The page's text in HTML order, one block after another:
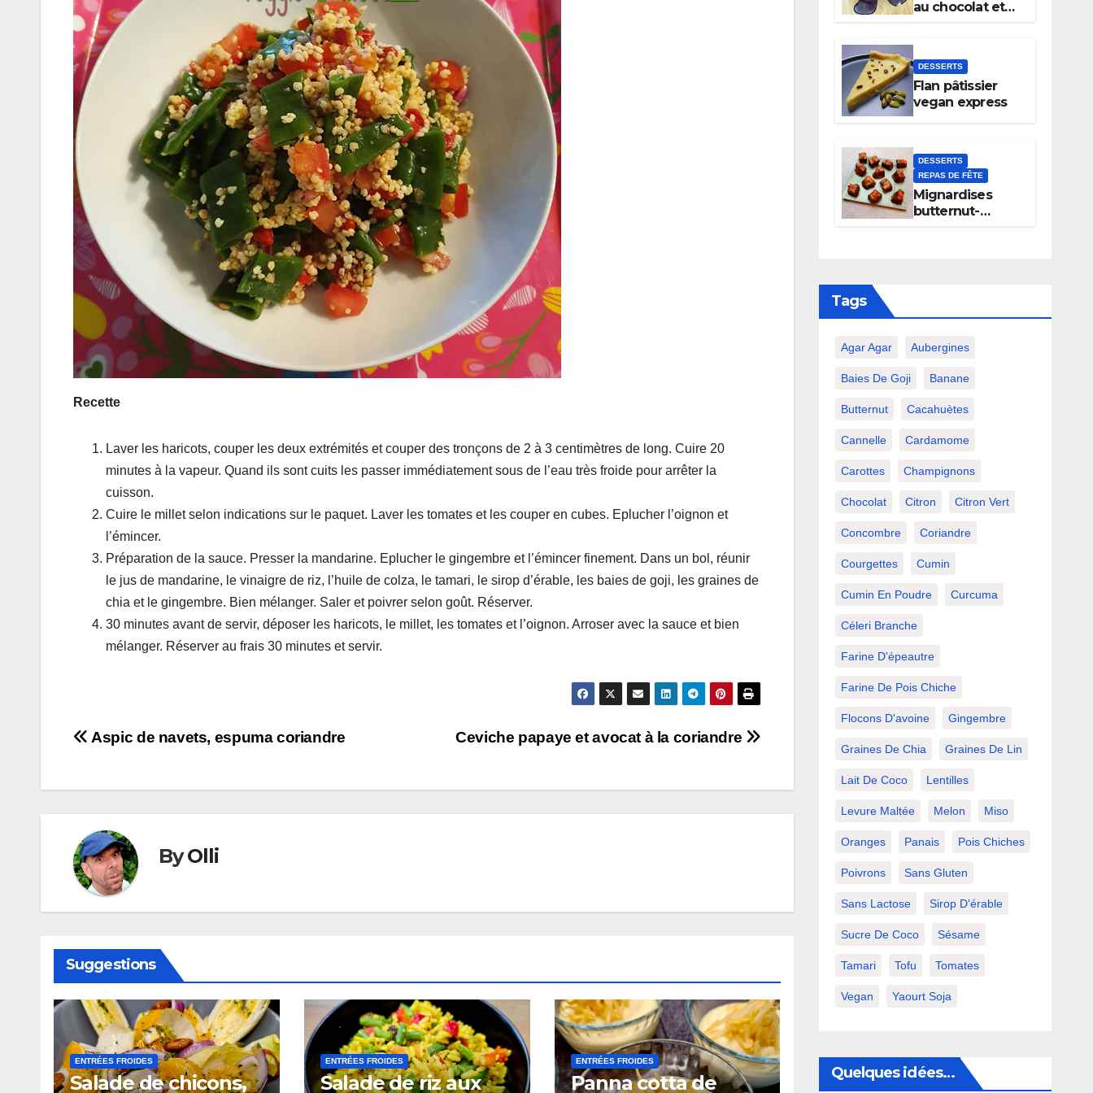
Recette
Laver les haricots, couper les deux extrémités et couper des tronçons de 2 à 3 centimètres de long. Cuire 20
minutes à la vapeur. Quand ils sont cuits les passer immédiatement sous de l’eau très froide pour arrêter la
cuisson.
Cuire le millet selon indications sur le paquet. Laver les tomates et les couper en cubes. Eplucher l’oignon et
l’émincer.
Préparation de la sauce. Presser la mandarine. Eplucher le gingembre et l’émincer finement. Dans un bol, réunir
le jus de mandarine, le vinaigre de riz, l’huile de colza, le tamari, le sirop d’érable, les baies de goji, les graines de
chia et le gingembre. Bien mélanger. Saler et poivrer selon goût. Réserver.
30 minutes avant de servir, déposer les haricots, le millet, les tomates et l’oignon. Arroser avec la sauce et bien
mélanger. Réserver au frais 30 minutes et servir.
Navigation
Ceviche papaye et avocat à la coriandre
Aspic de navets, espuma coriandre
ByOlli
Suggestions
ENTRÉES FROIDES
Salade de chicons,
ENTRÉES FROIDES
Salade de riz aux
ENTRÉES FROIDES
Panna cotta de
au chocolat et
DESSERTS
Flan pâtissier
vegan express
DESSERTS
REPAS DE FÊTE
Mignardises
butternut-
Tags
Agar Agar Aubergines
Baies De Goji Banane
Butternut Cacahuètes
Cannelle Cardamome
Carottes Champignons
Chocolat Citron Citron Vert
Concombre Coriandre
Courgettes Cumin
Cumin En Poudre Curcuma
Céleri Branche
Farine D'épeautre
Farine De Pois Chiche
Flocons D'avoine Gingembre
Graines De Chia Graines De Lin
Lait De Coco Lentilles
Levure Maltée Melon Miso
Oranges Panais Pois Chiches
Poivrons Sans Gluten
Sans Lactose Sirop D'érable
Sucre De Coco Sésame
Tamari Tofu Tomates
Vegan Yaourt Soja
Quelques idées…